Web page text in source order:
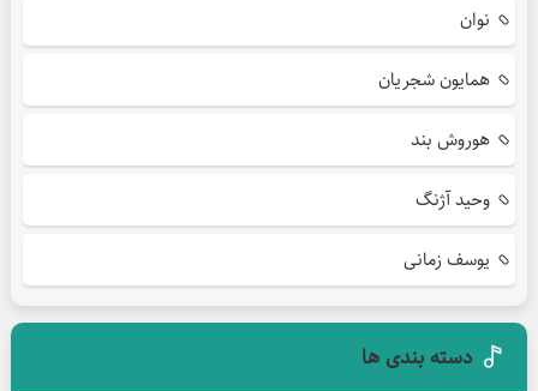
نوان
همایون شجریان
هوروش بند
وحید آژنگ
یوسف زمانی
دسته بندی ها